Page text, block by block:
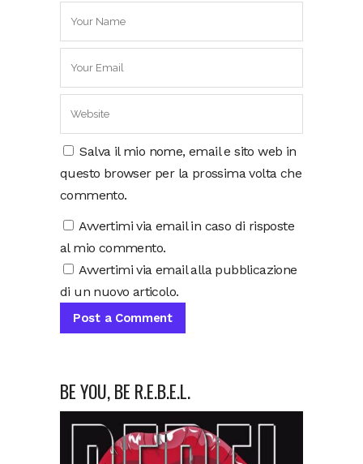
Salva il mio nome, email e sito web in
questo browser per la prossima volta che
commento.
Avvertimi via email in caso di risposte
al mio commento.
Avvertimi via email alla pubblicazione
di un nuovo articolo.
BE YOU, BE R.E.B.E.L.